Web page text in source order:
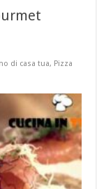
di casa tua, Pizza